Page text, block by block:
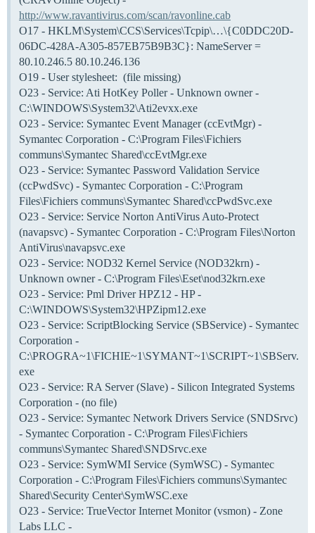
http://www.ravantivirus.com/scan/ravonline.cab
O17 - HKLM\System\CCS\Services\Tcpip\…\{C0DDC20D-
06DC-428A-A305-857EB75B9B3C}: NameServer =
80.10.246.5 80.10.246.136
O19 - User stylesheet: (file missing)
O23 - Service: Ati HotKey Poller - Unknown owner -
C:\WINDOWS\System32\Ati2evxx.exe
O23 - Service: Symantec Event Manager (ccEvtMgr) -
Symantec Corporation - C:\Program Files\Fichiers
communs\Symantec Shared\ccEvtMgr.exe
O23 - Service: Symantec Password Validation Service
(ccPwdSvc) - Symantec Corporation - C:\Program
Files\Fichiers communs\Symantec Shared\ccPwdSvc.exe
O23 - Service: Service Norton AntiVirus Auto-Protect
(navapsvc) - Symantec Corporation - C:\Program Files\Norton
AntiVirus\navapsvc.exe
O23 - Service: NOD32 Kernel Service (NOD32krn) -
Unknown owner - C:\Program Files\Eset\nod32krn.exe
O23 - Service: Pml Driver HPZ12 - HP -
C:\WINDOWS\System32\HPZipm12.exe
O23 - Service: ScriptBlocking Service (SBService) - Symantec
Corporation -
C:\PROGRA~1\FICHIE~1\SYMANT~1\SCRIPT~1\SBServ.
exe
O23 - Service: RA Server (Slave) - Silicon Integrated Systems
Corporation - (no file)
O23 - Service: Symantec Network Drivers Service (SNDSrvc)
- Symantec Corporation - C:\Program Files\Fichiers
communs\Symantec Shared\SNDSrvc.exe
O23 - Service: SymWMI Service (SymWSC) - Symantec
Corporation - C:\Program Files\Fichiers communs\Symantec
Shared\Security Center\SymWSC.exe
O23 - Service: TrueVector Internet Monitor (vsmon) - Zone
Labs LLC -